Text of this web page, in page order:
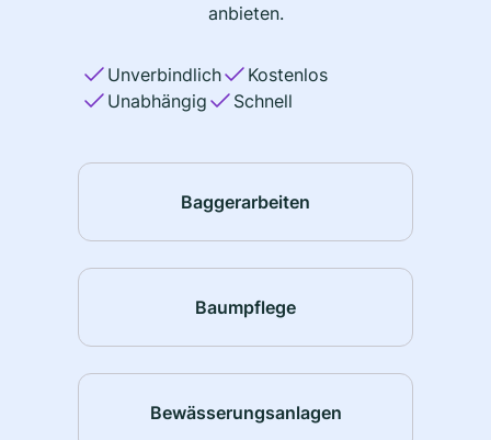
anbieten.
Unverbindlich
Kostenlos
Unabhängig
Schnell
Baggerarbeiten
Baumpflege
Bewässerungsanlagen